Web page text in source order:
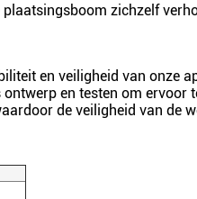
zichzelf
en veiligheid van onze
en testen om ervoor
de veiligheid van de